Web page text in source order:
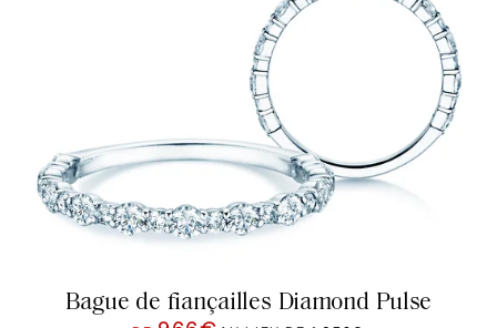
Bague de fiançailles Diamond Pulse